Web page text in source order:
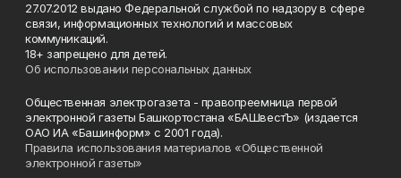
27.07.2012 выдано Федеральной службой по надзору в сфере
связи, информационных технологий и массовых
коммуникаций.
18+ запрещено для детей.
Об использовании персональных данных
Общественная электрогазета - правопреемница первой
электронной газеты Башкортостана «БАШвестЪ» (издается
ОАО ИА «Башинформ» с 2001 года).
Правила использования материалов «Общественной
электронной газеты»